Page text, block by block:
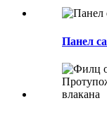
Панел